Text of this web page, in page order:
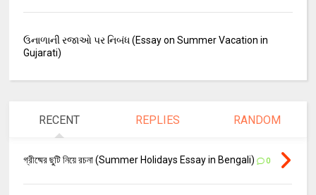
ઉનાળાની રજાઓ પર નિબંધ (Essay on Summer Vacation in
Gujarati)
RECENT REPLIES RANDOM
গ্রীষ্মের ছুটি নিয়ে রচনা (Summer Holidays Essay in Bengali) 0